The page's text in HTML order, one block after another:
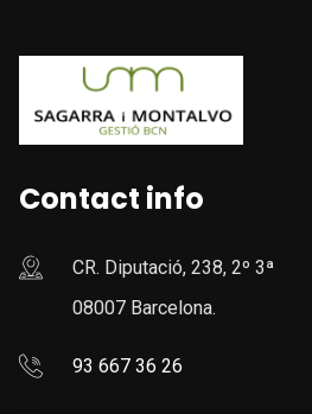
Contact info
CR. Diputació, 238, 2º 3ª
08007 Barcelona.
93 667 36 26